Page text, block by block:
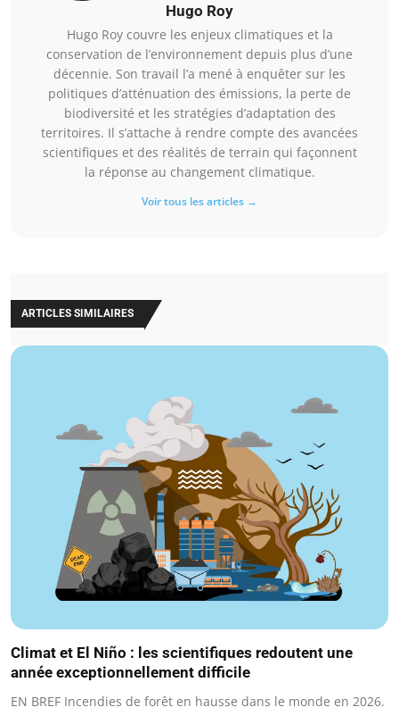
Hugo Roy
Hugo Roy couvre les enjeux climatiques et la
conservation de l’environnement depuis plus d’une
décennie. Son travail l’a mené à enquêter sur les
politiques d’atténuation des émissions, la perte de
biodiversité et les stratégies d’adaptation des
territoires. Il s’attache à rendre compte des avancées
scientifiques et des réalités de terrain qui façonnent
la réponse au changement climatique.
Voir tous les articles →
ARTICLES SIMILAIRES
Climat et El Niño : les scientifiques redoutent une
année exceptionnellement difficile
EN BREF Incendies de forêt en hausse dans le monde en 2026.